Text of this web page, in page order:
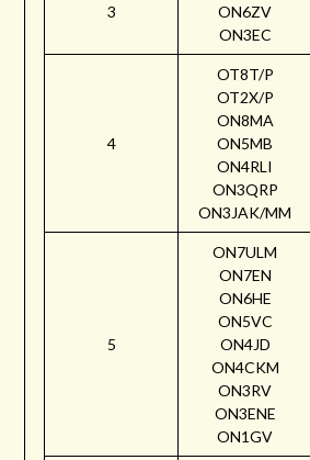
3
ON6ZV
ON3EC
4
OT8T/P
OT2X/P
ON8MA
ON5MB
ON4RLI
ON3QRP
ON3JAK/MM
5
ON7ULM
ON7EN
ON6HE
ON5VC
ON4JD
ON4CKM
ON3RV
ON3ENE
ON1GV